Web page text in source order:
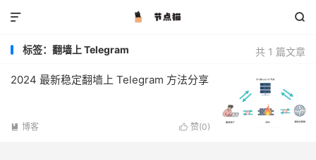


共 1 篇文章
标签：翻墙上 Telegram
2024 最新稳定翻墙上 Telegram 方法分享
 赞(0)
 博客